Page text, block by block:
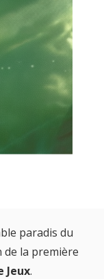
paradis du
de la première
Jeux.